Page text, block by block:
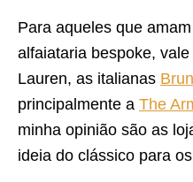
Para aqueles que
alfaiataria bespoke,
Lauren, as italianas
principalmente a The
minha opinião são as
ideia do clássico para